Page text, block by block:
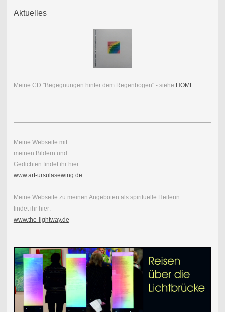
Aktuelles
Meine CD "Begegnungen hinter dem Regenbogen" - siehe HOME
Meine Webseite mit
meinen Bildern und
Gedichten findet ihr hier:
www.art-ursulasewing.de
Meine Webseite zu meinen Angeboten als spirituelle Heilerin
findet ihr hier:
www.the-lightway.de